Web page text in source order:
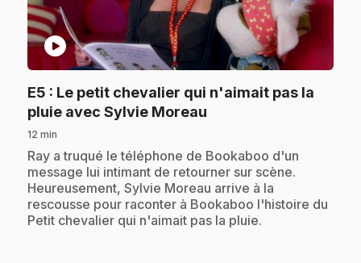
play_circle
E5 : Le petit chevalier qui n'aimait pas la
pluie avec Sylvie Moreau
12 min
.Ray a truqué le téléphone de Bookaboo d'un
message lui intimant de retourner sur scène.
Heureusement, Sylvie Moreau arrive à la
rescousse pour raconter à Bookaboo l'histoire du
Petit chevalier qui n'aimait pas la pluie.